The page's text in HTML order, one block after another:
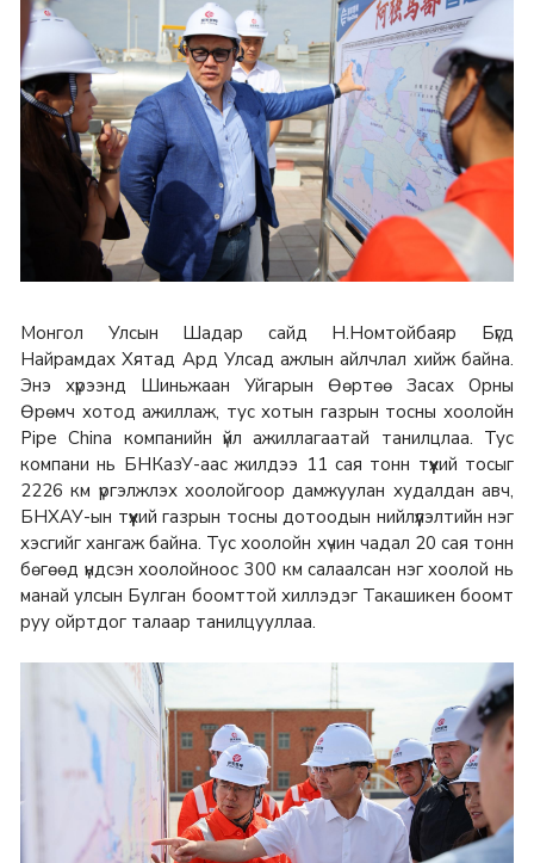
Монгол Улсын Шадар сайд Н.Номтойбаяр Бүгд
Найрамдах Хятад Ард Улсад ажлын айлчлал хийж байна.
Энэ хүрээнд Шиньжаан Уйгарын Өөртөө Засах Орны
Өрөмч хотод ажиллаж, тус хотын газрын тосны хоолойн
Pipe China компанийн үйл ажиллагаатай танилцлаа. Тус
компани нь БНКазУ-аас жилдээ 11 сая тонн түүхий тосыг
2226 км үргэлжлэх хоолойгоор дамжуулан худалдан авч,
БНХАУ-ын түүхий газрын тосны дотоодын нийлүүлэлтийн нэг
хэсгийг хангаж байна. Тус хоолойн хүчин чадал 20 сая тонн
бөгөөд үндсэн хоолойноос 300 км салаалсан нэг хоолой нь
манай улсын Булган боомттой хиллэдэг Такашикен боомт
руу ойртдог талаар танилцууллаа.